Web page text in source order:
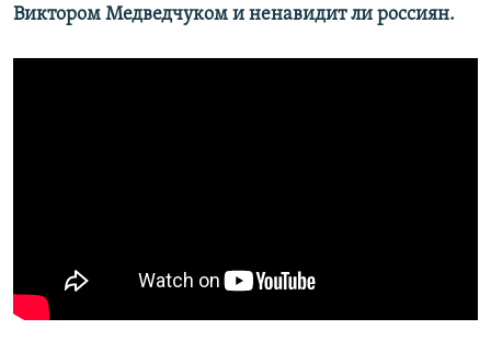
Виктором Медведчуком и ненавидит ли россиян.